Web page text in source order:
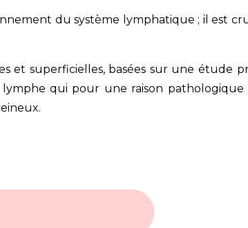
du système lymphatique ; il est
et superficielles, basées sur une étude
qui pour une raison pathologique